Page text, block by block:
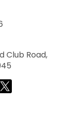
Club Road,